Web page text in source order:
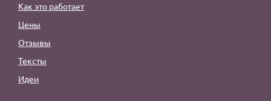
Как это работает
Цены
Отзывы
Тексты
Идеи